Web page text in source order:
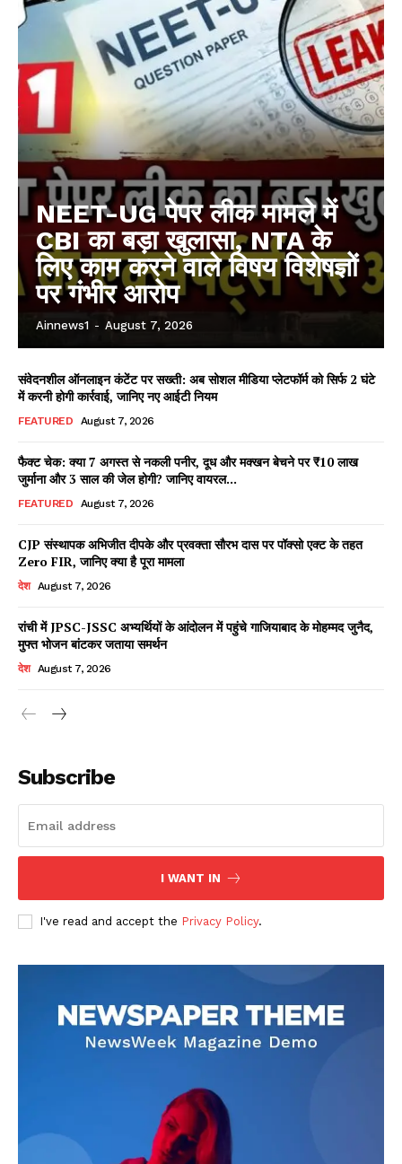
Facebook
X WhatsApp
Share
Read Latest News on AIN
AIN NEWS 1
Contact Us
NEET-UG पेपर लीक मामले में
CBI का बड़ा खुलासा, NTA के
लिए काम करने वाले विषय विशेषज्ञों
पर गंभीर आरोप
Ainnews1 - August 7, 2026
संवेदनशील ऑनलाइन कंटेंट पर सख्ती: अब सोशल मीडिया प्लेटफॉर्म को सिर्फ 2 घंटे
में करनी होगी कार्रवाई, जानिए नए आईटी नियम
FEATURED August 7, 2026
फैक्ट चेक: क्या 7 अगस्त से नकली पनीर, दूध और मक्खन बेचने पर ₹10 लाख
जुर्माना और 3 साल की जेल होगी? जानिए वायरल...
FEATURED August 7, 2026
CJP संस्थापक अभिजीत दीपके और प्रवक्ता सौरभ दास पर पॉक्सो एक्ट के तहत
Zero FIR, जानिए क्या है पूरा मामला
देश August 7, 2026
रांची में JPSC-JSSC अभ्यर्थियों के आंदोलन में पहुंचे गाजियाबाद के मोहम्मद जुनैद,
मुफ्त भोजन बांटकर जताया समर्थन
देश August 7, 2026
Subscribe
I WANT IN
I've read and accept the Privacy Policy.